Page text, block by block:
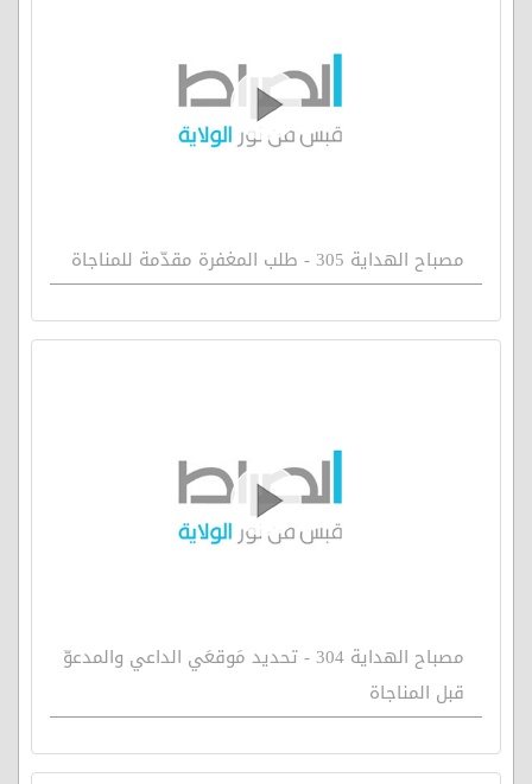
مصباح الهداية 305 - طلب المغفرة مقدّمة للمناجاة
مصباح الهداية 304 - تحديد مَوقعَي الداعي والمدعوّ
قبل المناجاة